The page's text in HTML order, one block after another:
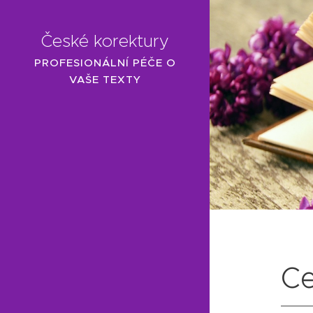
České korektury
PROFESIONÁLNÍ PÉČE O
VAŠE TEXTY